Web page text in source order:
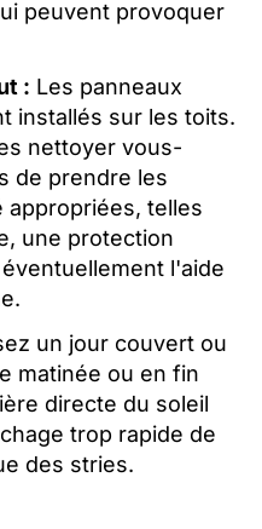
peuvent provoquer
: Les panneaux
installés sur les toits.
nettoyer vous-
de prendre les
appropriées, telles
une protection
l'aide
un jour couvert ou
matinée ou en fin
directe du soleil
trop rapide de
des stries.